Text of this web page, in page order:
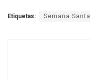
Etiquetas: Semana Santa